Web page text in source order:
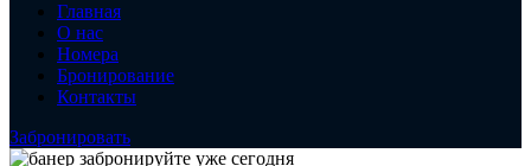
Главная
О нас
Номера
Бронирование
Контакты
Забронировать